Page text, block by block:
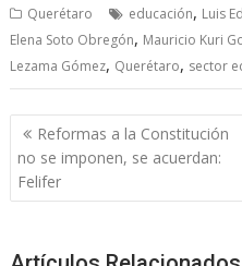
e
b
o
o
k
itt
er
ai
l
at
s
A
p
p
g
Querétaro educación, Luis
Elena Soto Obregón, Mauricio Kuri
Lezama Gómez, Querétaro, sector
Post
navigation
Reformas a la Constitución
no se imponen, se acuerdan:
Felifer